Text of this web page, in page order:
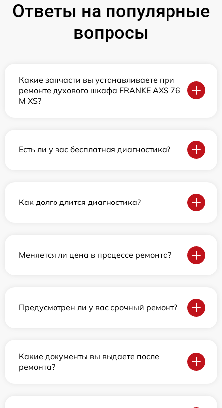
Ответы на популярные
вопросы
Какие запчасти вы устанавливаете при
ремонте духового шкафа FRANKE AXS 76
M XS?
Есть ли у вас бесплатная диагностика?
Как долго длится диагностика?
Меняется ли цена в процессе ремонта?
Предусмотрен ли у вас срочный ремонт?
Какие документы вы выдаете после
ремонта?